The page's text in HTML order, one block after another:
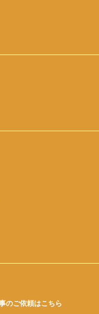
のご依頼はこちら